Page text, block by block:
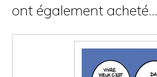
ont également acheté...